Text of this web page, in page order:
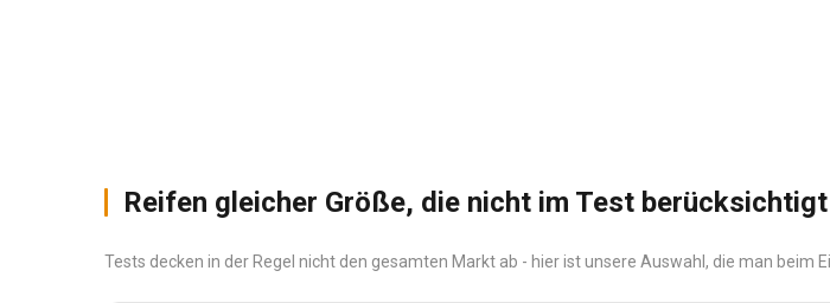
Reifen gleicher Größe, die nicht im Test
Tests decken in der Regel nicht den gesamten Markt ab - hier ist unsere Auswahl, die man beim